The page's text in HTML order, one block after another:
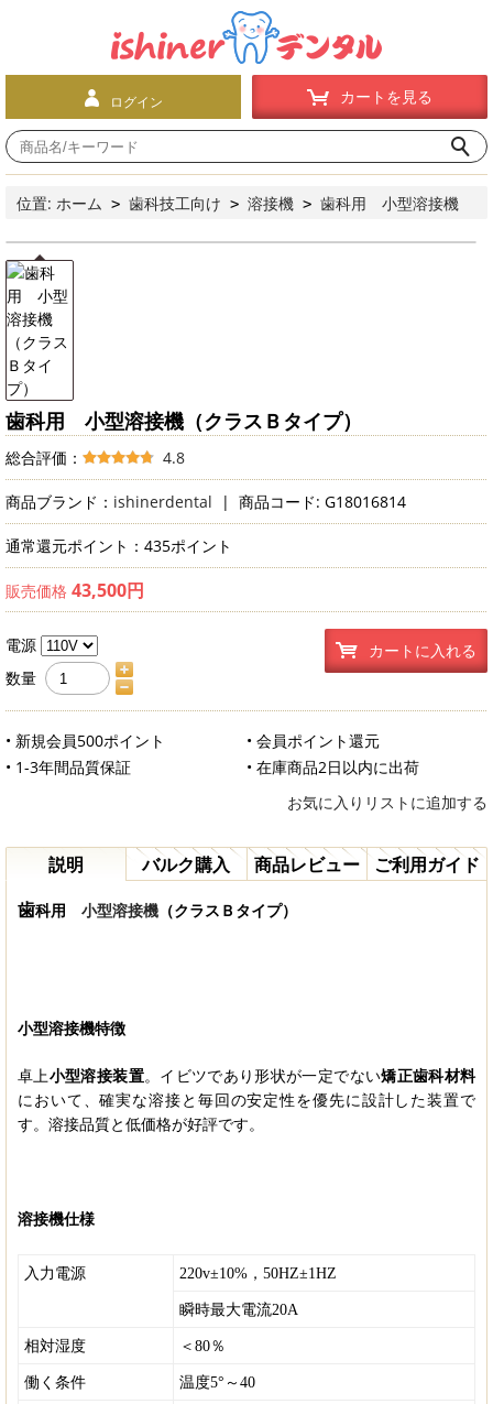
ログイン カートを見る
位置: ホーム > 歯科技工向け > 溶接機 > 歯科用 小型溶接機
歯科用 小型溶接機（クラスＢタイプ）
総合評価： 4.8
商品ブランド： ishinerdental | 商品コード: G18016814
通常還元ポイント：435ポイント
販売価格 43,500円
電源
数量
カートに入れる
• 新規会員500ポイント
• 会員ポイント還元
• 1-3年間品質保証
• 在庫商品2日以内に出荷
お気に入りリストに追加する
説明 バルク購入 商品レビュー ご利用ガイド
歯科用 小型溶接機 （クラスＢタイプ）
小型溶接機特徴
卓上小型溶接装置。イビツであり形状が一定でない矯正歯科材料
において、確実な溶接と毎回の安定性を優先に設計した装置で
す。溶接品質と低価格が好評です。
溶接機仕様
入力電源 220v±10%， 50HZ±1HZ
瞬時最大電流20A
相対湿度 ＜80％
働く条件 温度5°～40